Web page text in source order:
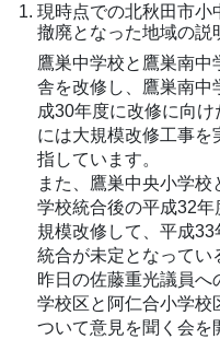
現時点での北秋田市小
撤廃となった地域の説
鷹巣中学校と鷹巣南中
舎を改修し、鷹巣南中
成30年度に改修に向
には大規模改修工事を
指しています。
また、鷹巣中央小学
学校統合後の平成32
規模改修して、平成33
統合が未定となってい
昨日の佐藤重光議員へ
学校区と阿仁合小学校
ついて意見を聞く会を